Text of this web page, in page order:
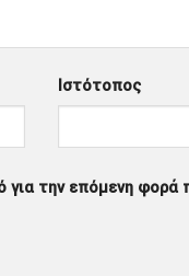
Ιστότοπος
για την επόμενη φορά